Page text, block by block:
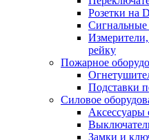
Розетки на
рейку
Пожарное
Подставки
Силовое
Аксессуары
Замки и